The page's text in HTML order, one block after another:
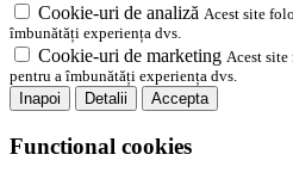
Cookie-uri de analiză Acest site
îmbunătăți experiența dvs.
Cookie-uri de marketing Acest
pentru a îmbunătăți experiența dvs.
Inapoi
Detalii Accepta
Functional cookies